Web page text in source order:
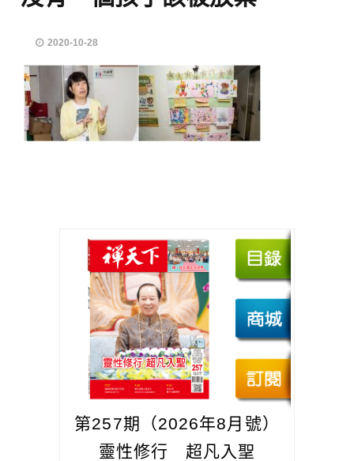
2020-10-28
第257期（2026年8月號）
靈性修行 超凡入聖